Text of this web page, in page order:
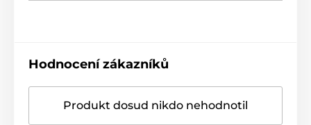
Hodnocení zákazníků
Produkt dosud nikdo nehodnotil